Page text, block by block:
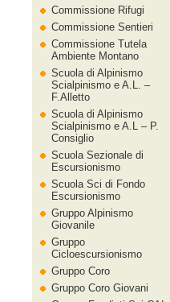
Commissione Rifugi
Commissione Sentieri
Commissione Tutela
Ambiente Montano
Scuola di Alpinismo
Scialpinismo e A.L. –
F.Alletto
Scuola di Alpinismo
Scialpinismo e A.L – P.
Consiglio
Scuola Sezionale di
Escursionismo
Scuola Sci di Fondo
Escursionismo
Gruppo Alpinismo
Giovanile
Gruppo
Cicloescursionismo
Gruppo Coro
Gruppo Coro Giovani